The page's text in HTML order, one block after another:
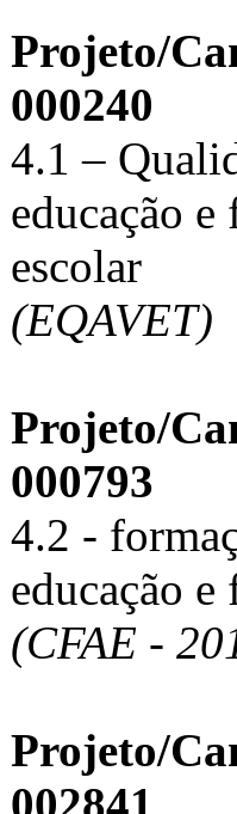
Projeto/
000240
4.1 –
educação e
escolar
(EQAVET)
Projeto/
000793
4.2 -
educação e
(CFAE -
Projeto/